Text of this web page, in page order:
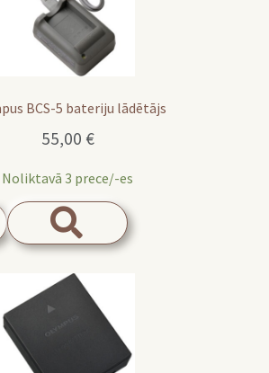
BCS-5 bateriju lādētājs
55,00 €
Noliktavā 3 prece/-es